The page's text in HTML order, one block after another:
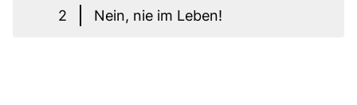
2 Nein, nie im Leben!